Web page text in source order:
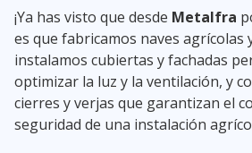
¡Ya has visto que desde Metalfra
es que fabricamos naves agrícolas
instalamos cubiertas y fachadas
optimizar la luz y la ventilación, y
cierres y verjas que garantizan el
seguridad de una instalación